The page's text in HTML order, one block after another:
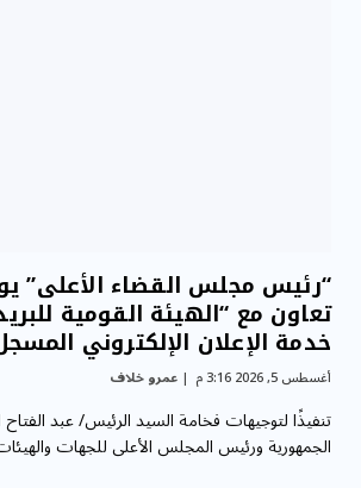
“رئيس مجلس القضاء الأعلى”
تعاون مع “الهيئة القومية
خدمة الإعلان الإلكتروني
أغسطس 5, 2026 3:16 م عمرو خلاف
تنفيذًا لتوجيهات فخامة السيد الرئيس/ عبد
الجمهورية ورئيس المجلس الأعلى للجهات